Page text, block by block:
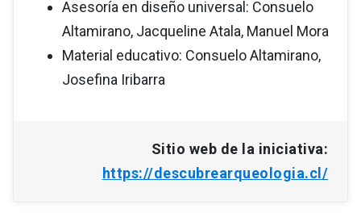
Asesoría en diseño universal: Consuelo
Altamirano, Jacqueline Atala, Manuel Mora
Material educativo: Consuelo Altamirano,
Josefina Iribarra
Sitio web de la iniciativa:
https://descubrearqueologia.cl/